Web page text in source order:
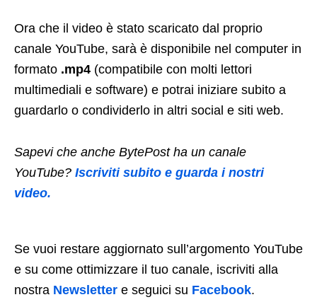
Ora che il video è stato scaricato dal proprio
canale YouTube, sarà è disponibile nel computer in
formato .mp4 (compatibile con molti lettori
multimediali e software) e potrai iniziare subito a
guardarlo o condividerlo in altri social e siti web.
Sapevi che anche BytePost ha un canale
YouTube? Iscriviti subito e guarda i nostri
video.
Se vuoi restare aggiornato sull’argomento YouTube
e su come ottimizzare il tuo canale, iscriviti alla
nostra Newsletter e seguici su Facebook.